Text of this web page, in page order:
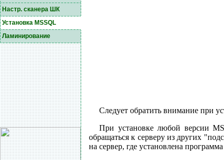
Настр. сканера ШК
Установка MSSQL
Ламинирование
Следует обратить внимание при
При установке любой версии
обращаться к серверу из других
на сервер, где установлена